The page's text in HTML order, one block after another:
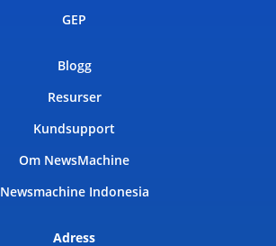
GEP
Blogg
Resurser
Kundsupport
Om NewsMachine
Newsmachine Indonesia
Adress